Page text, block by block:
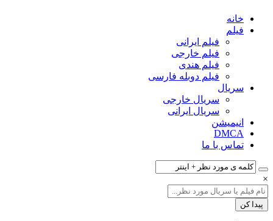
خانه
فیلم‌
فیلم ایرانی
فیلم خارجی
فیلم هندی
فیلم دوبله فارسی
سریال‌
سریال خارجی
سریال ایرانی
انیمیشن
DMCA
تماس با ما
×